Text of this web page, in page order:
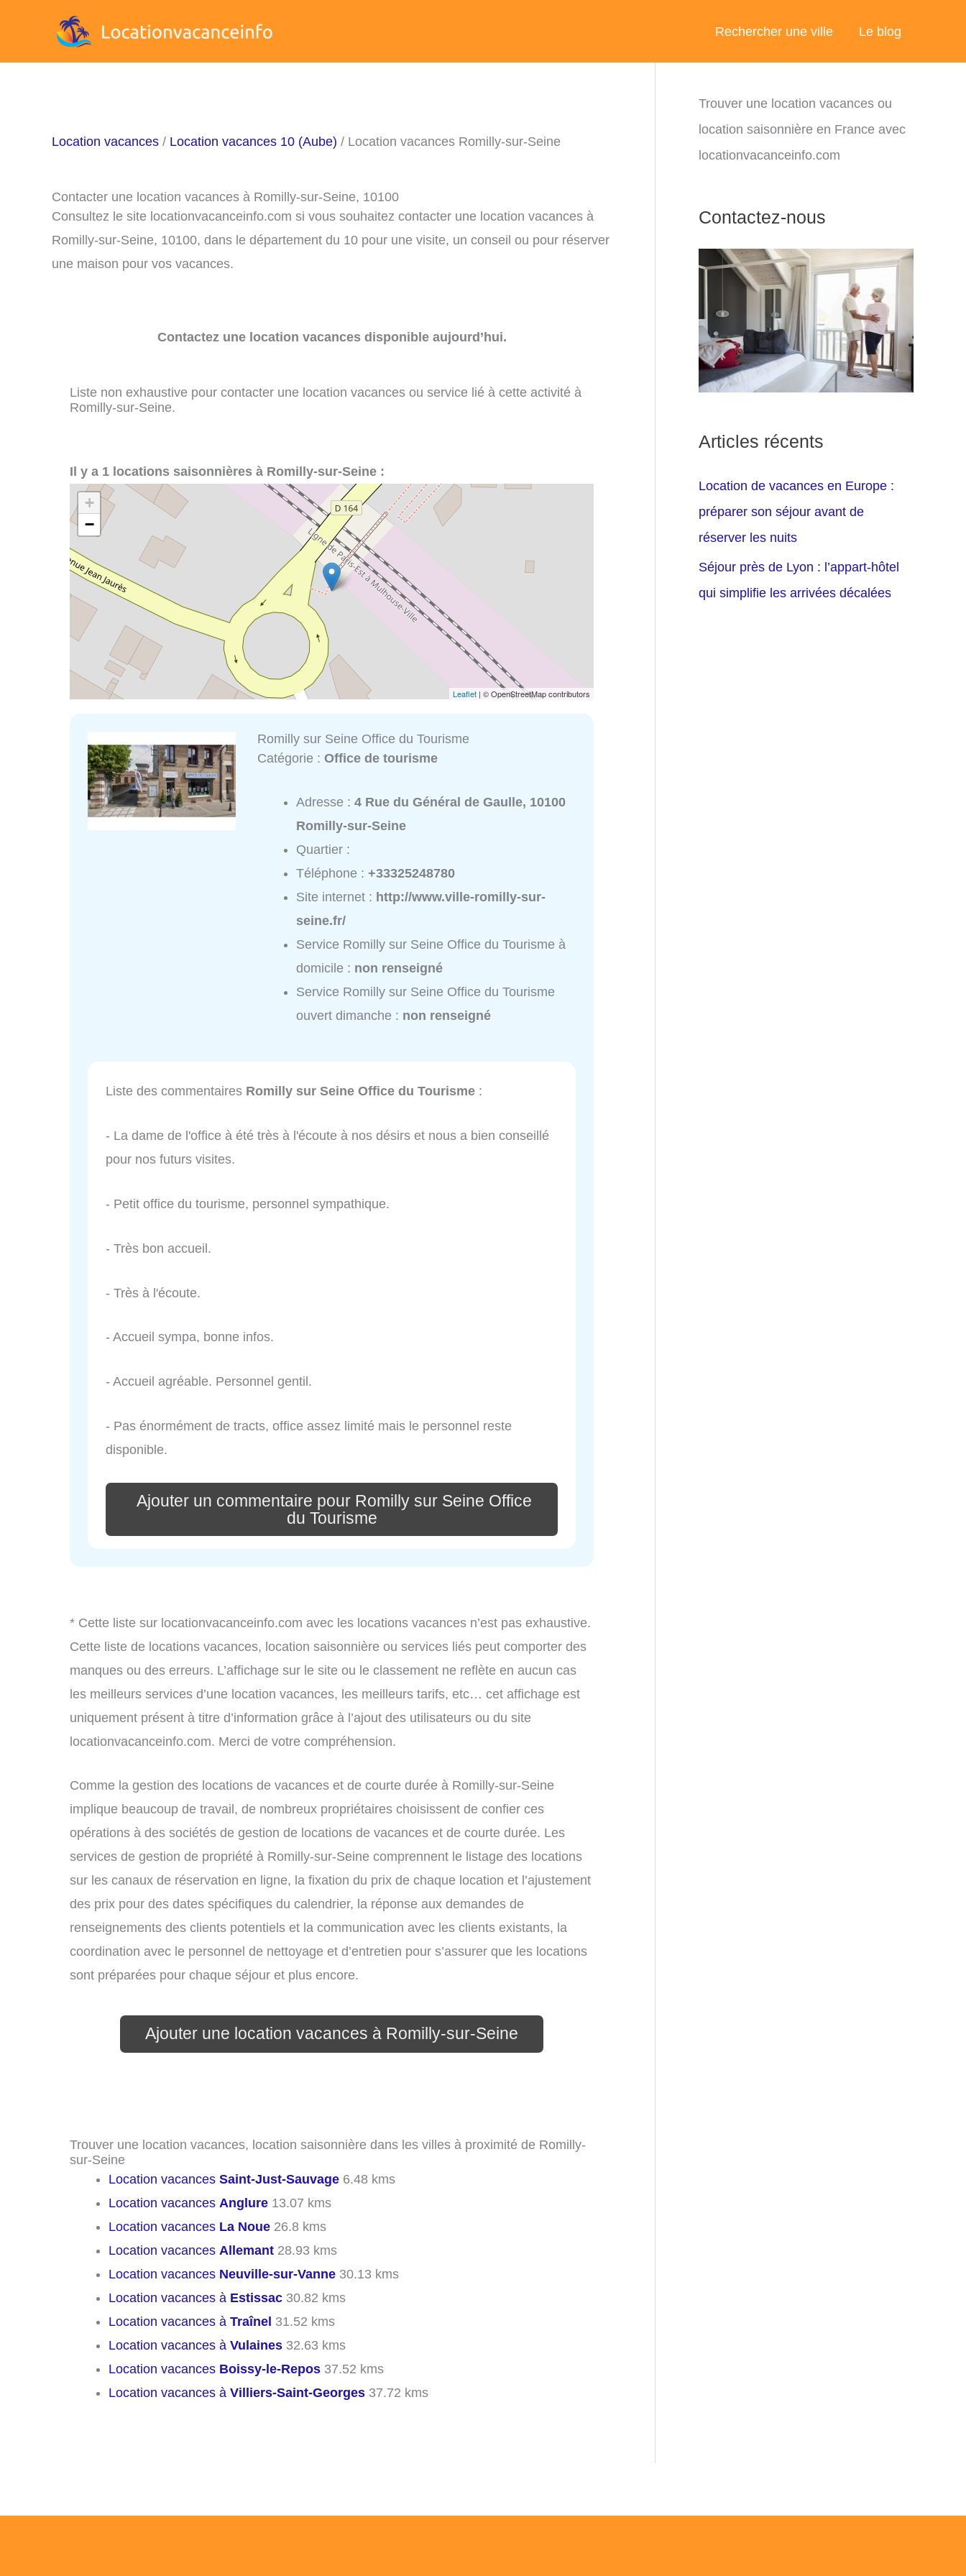
Rechercher une ville Le blog
Location vacances / Location vacances 10 (Aube) / Location vacances Romilly-sur-Seine
Contacter une location vacances à Romilly-sur-Seine, 10100
Consultez le site locationvacanceinfo.com si vous souhaitez contacter une location vacances à
Romilly-sur-Seine, 10100, dans le département du 10 pour une visite, un conseil ou pour réserver
une maison pour vos vacances.
Contactez une location vacances disponible aujourd’hui.
Liste non exhaustive pour contacter une location vacances ou service lié à cette activité à
Romilly-sur-Seine.
Il y a 1 locations saisonnières à Romilly-sur-Seine :
+
−
Leaflet | © OpenStreetMap contributors
Romilly sur Seine Office du Tourisme
Catégorie :Office de tourisme
Adresse :4 Rue du Général de Gaulle, 10100
Romilly-sur-Seine
Quartier :
Téléphone :+33325248780
Site internet : http://www.ville-romilly-sur-
seine.fr/
Service Romilly sur Seine Office du Tourisme à
domicile : non renseigné
Service Romilly sur Seine Office du Tourisme
ouvert dimanche : non renseigné
Liste des commentaires Romilly sur Seine Office du Tourisme :
- La dame de l'office à été très à l'écoute à nos désirs et nous a bien conseillé
pour nos futurs visites.
- Petit office du tourisme, personnel sympathique.
- Très bon accueil.
- Très à l'écoute.
- Accueil sympa, bonne infos.
- Accueil agréable. Personnel gentil.
- Pas énormément de tracts, office assez limité mais le personnel reste
disponible.
Ajouter un commentaire pour Romilly sur Seine Office
du Tourisme
* Cette liste sur locationvacanceinfo.com avec les locations vacances n’est pas exhaustive.
Cette liste de locations vacances, location saisonnière ou services liés peut comporter des
manques ou des erreurs. L’affichage sur le site ou le classement ne reflète en aucun cas
les meilleurs services d’une location vacances, les meilleurs tarifs, etc… cet affichage est
uniquement présent à titre d’information grâce à l’ajout des utilisateurs ou du site
locationvacanceinfo.com. Merci de votre compréhension.
Comme la gestion des locations de vacances et de courte durée à Romilly-sur-Seine
implique beaucoup de travail, de nombreux propriétaires choisissent de confier ces
opérations à des sociétés de gestion de locations de vacances et de courte durée. Les
services de gestion de propriété à Romilly-sur-Seine comprennent le listage des locations
sur les canaux de réservation en ligne, la fixation du prix de chaque location et l’ajustement
des prix pour des dates spécifiques du calendrier, la réponse aux demandes de
renseignements des clients potentiels et la communication avec les clients existants, la
coordination avec le personnel de nettoyage et d’entretien pour s’assurer que les locations
sont préparées pour chaque séjour et plus encore.
Ajouter une location vacances à Romilly-sur-Seine
Trouver une location vacances, location saisonnière dans les villes à proximité de Romilly-
sur-Seine
Location vacances Saint-Just-Sauvage 6.48 kms
Location vacances Anglure 13.07 kms
Location vacances La Noue 26.8 kms
Location vacances Allemant 28.93 kms
Location vacances Neuville-sur-Vanne 30.13 kms
Location vacances à Estissac 30.82 kms
Location vacances à Traînel 31.52 kms
Location vacances à Vulaines 32.63 kms
Location vacances Boissy-le-Repos 37.52 kms
Location vacances à Villiers-Saint-Georges 37.72 kms
Trouver une location vacances ou
location saisonnière en France avec
locationvacanceinfo.com
Contactez-nous
Articles récents
Location de vacances en Europe :
préparer son séjour avant de
réserver les nuits
Séjour près de Lyon : l’appart-hôtel
qui simplifie les arrivées décalées